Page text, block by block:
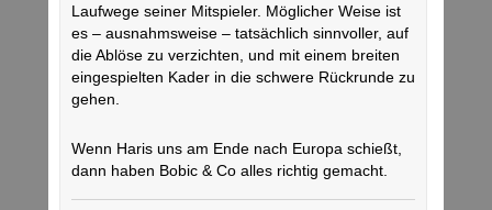
Laufwege seiner Mitspieler. Möglicher Weise ist
es – ausnahmsweise – tatsächlich sinnvoller, auf
die Ablöse zu verzichten, und mit einem breiten
eingespielten Kader in die schwere Rückrunde zu
gehen.
Wenn Haris uns am Ende nach Europa schießt,
dann haben Bobic & Co alles richtig gemacht.